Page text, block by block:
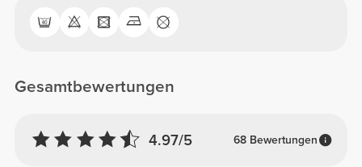
Gesamtbewertungen
4.97/5 68 Bewertungen